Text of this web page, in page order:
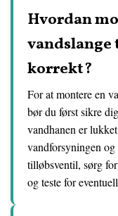
Hvordan
korrekt?
For at montere en
bør du først sikre
vandhanen er
vandforsyningen og
tilløbsventil, sørg
og teste for